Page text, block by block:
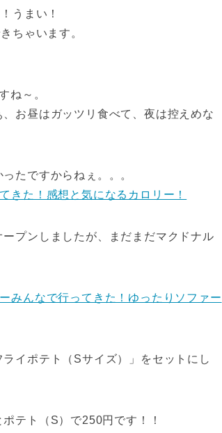
うまい！
ちゃいます。
ね～。
お昼はガッツリ食べて、夜は控えめな
たですからねぇ。。。
きた！感想と気になるカロリー！
プンしましたが、まだまだマクドナル
みんなで行ってきた！ゆったりソファー
イポテト（Sサイズ）」をセットにし
テト（S）で250円です！！